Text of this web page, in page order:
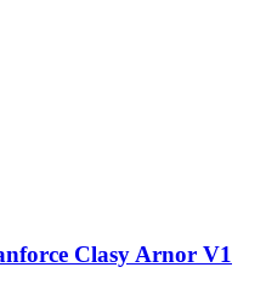
Clasy Arnor V1